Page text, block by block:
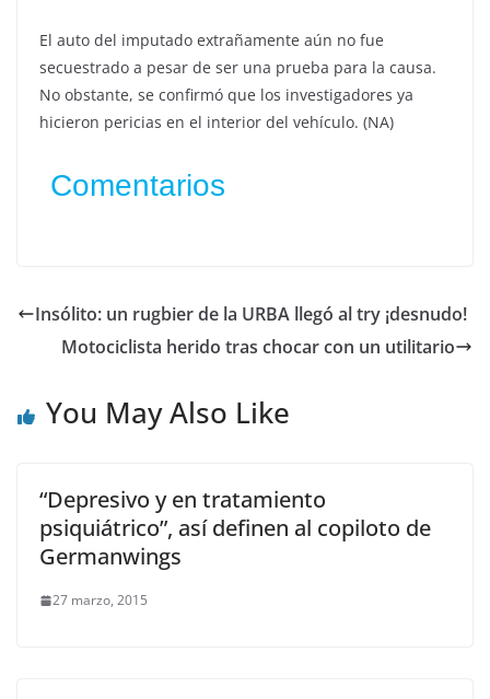
El auto del imputado extrañamente aún no fue
secuestrado a pesar de ser una prueba para la causa.
No obstante, se confirmó que los investigadores ya
hicieron pericias en el interior del vehículo. (NA)
Comentarios
Insólito: un rugbier de la URBA llegó al try ¡desnudo!
Motociclista herido tras chocar con un utilitario
You May Also Like
“Depresivo y en tratamiento
psiquiátrico”, así definen al copiloto de
Germanwings
27 marzo, 2015